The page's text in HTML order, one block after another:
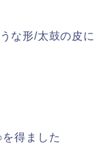
な形/太鼓の皮に
得ました